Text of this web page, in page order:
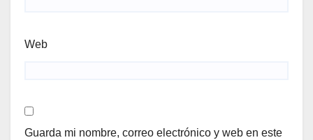
Web
Guarda mi nombre, correo electrónico y web en este